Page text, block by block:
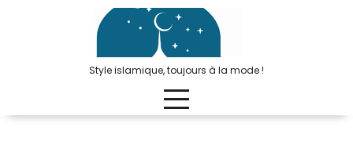
Style islamique, toujours à la mode !